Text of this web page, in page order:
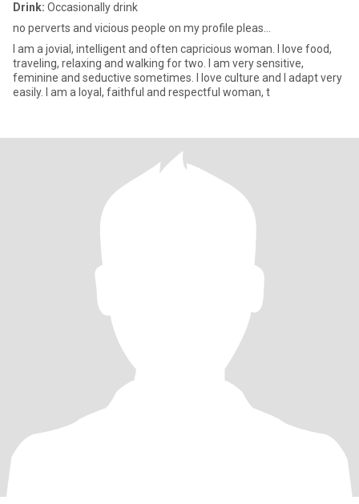
Drink: Occasionally drink
no perverts and vicious people on my profile pleas...
I am a jovial, intelligent and often capricious woman. I love food,
traveling, relaxing and walking for two. I am very sensitive,
feminine and seductive sometimes. I love culture and I adapt very
easily. I am a loyal, faithful and respectful woman, t